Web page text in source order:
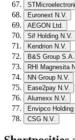
Euronext N.V.
AEGON Ltd.
Sif Holding N.V.
Kendrion N.V.
B&S Group S.A.
RHI Magnesita
NN Group N.V.
Ease2pay N.V.
Alumexx N.V.
Envipco Holding
CSG N.V.